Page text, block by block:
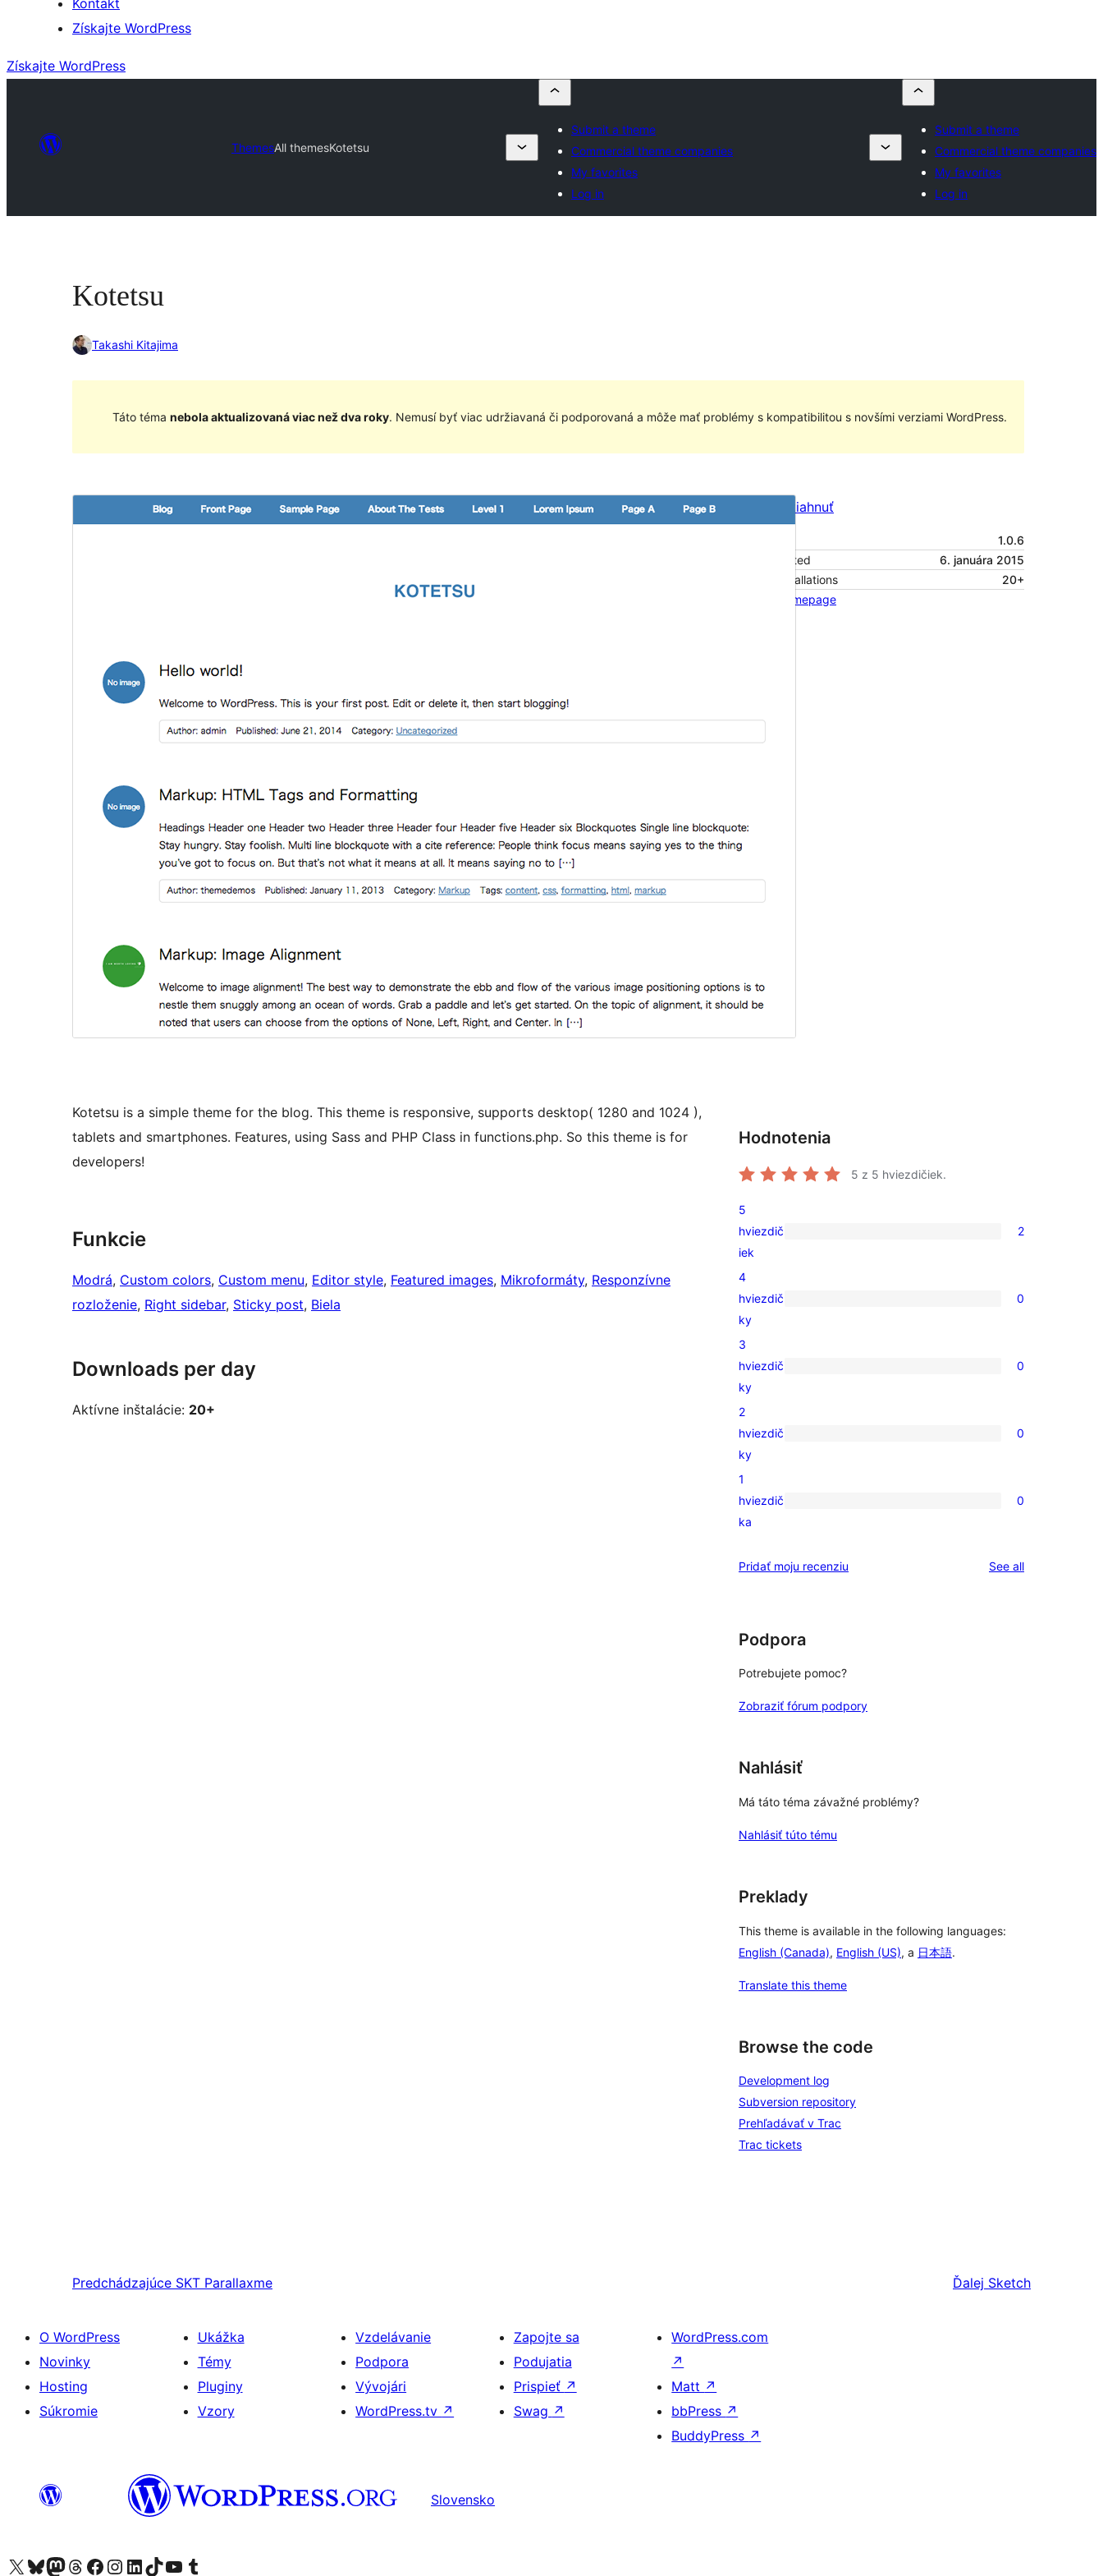
Kontakt
Získajte WordPress
Získajte WordPress
ThemesAll themesKotetsu
Submit a theme
Commercial theme companies
My favorites
Log in
Submit a theme
Commercial theme companies
My favorites
Log in
Kotetsu
Takashi Kitajima
Táto téma nebola aktualizovaná viac než dva roky. Nemusí byť viac udržiavaná či podporovaná a môže mať problémy s kompatibilitou s novšími verziami WordPress.
Stiahnuť
1.0.6
Last updated
6. januára 2015
Active installations
20+
Theme homepage
Kotetsu is a simple theme for the blog. This theme is responsive, supports desktop( 1280 and 1024 ),
tablets and smartphones. Features, using Sass and PHP Class in functions.php. So this theme is for
developers!
Funkcie
Modrá, Custom colors, Custom menu, Editor style, Featured images, Mikroformáty, Responzívne
rozloženie, Right sidebar, Sticky post, Biela
Downloads per day
Aktívne inštalácie: 20+
Hodnotenia
5 z 5 hviezdičiek.
2
recenzie
s
5-
hviezdičkovým
hodnotením
5
hviezdič
iek
2
0
recenzií
s
4-
hviezdičkovým
hodnotením
4
hviezdič
ky
0
0
recenzií
s
3-
hviezdičkovým
hodnotením
3
hviezdič
ky
0
0
recenzií
s
2-
hviezdičkovým
2
hviezdič
ky
0
0
recenzií
1-
1
hviezdič
ka
0
Pridať moju recenziu See allreviews
Podpora
Potrebujete pomoc?
Zobraziť fórum podpory
Nahlásiť
Má táto téma závažné problémy?
Nahlásiť túto tému
Preklady
This theme is available in the following languages:
English (Canada), English (US), a 日本語.
Translate this theme
Browse the code
Development log
Subversion repository
Prehľadávať v Trac
Trac tickets
Predchádzajúce SKT Parallaxme Ďalej Sketch
O WordPress
Novinky
Hosting
Súkromie
Ukážka
Témy
Pluginy
Vzory
Vzdelávanie
Podpora
Vývojári
WordPress.tv ↗
Zapojte sa
Podujatia
Prispieť ↗
Swag ↗
WordPress.com
↗
Matt ↗
bbPress ↗
BuddyPress ↗
Slovensko
Navštívte náš účet na X (predtým Twitter)
Navštívte náš účet na platforme Bluesky
Navštívte náš účet na Mastodone
Navštívte náš účet na platforme Threads
Navštívte našu stránku na Facebooku
Navštívte náš účet Instagram
Navštívte náš účet LinkedIn
Navštívte náš účet na platforme TikTok
Navštívte náš kanál YouTube
Navštívte náš účet na platforme Tumblr